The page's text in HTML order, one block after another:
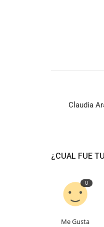
Claudia
¿CUAL FUE
0
Me Gusta